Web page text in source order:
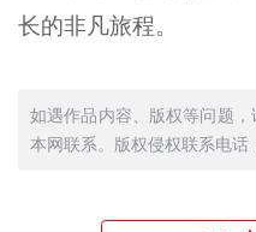
长的非凡旅程。
如遇作品内容、版权等问题
本网联系。版权侵权联系电话